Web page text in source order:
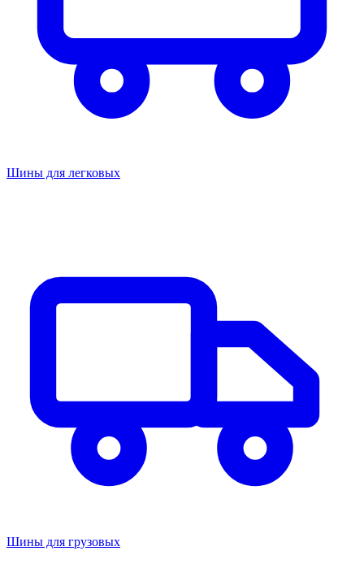
Шины для легковых
Шины для грузовых